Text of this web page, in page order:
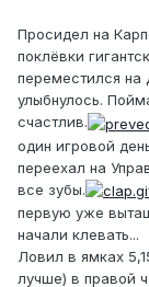
Просидел на
поклёвки
переместился на
улыбнулось.
счастлив.
один игровой
переехал на
все зубы.
первую уже
начали клевать...
Ловил в ямках
лучше) в правой